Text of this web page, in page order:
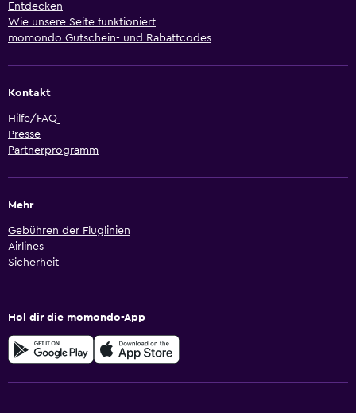
Entdecken
Wie unsere Seite funktioniert
momondo Gutschein- und Rabattcodes
Kontakt
Hilfe/FAQ
Presse
Partnerprogramm
Mehr
Gebühren der Fluglinien
Airlines
Sicherheit
Hol dir die momondo-App